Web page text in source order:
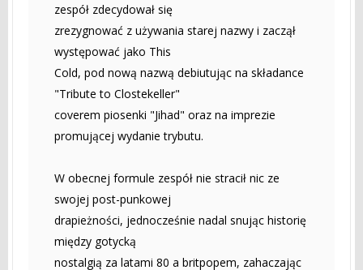
zespół zdecydował się
zrezygnować z używania starej nazwy i zaczął
występować jako This
Cold, pod nową nazwą debiutując na składance
"Tribute to Clostekeller"
coverem piosenki "Jihad" oraz na imprezie
promującej wydanie trybutu.
W obecnej formule zespół nie stracił nic ze
swojej post-punkowej
drapieżności, jednocześnie nadal snując historię
między gotycką
nostalgią za latami 80 a britpopem, zahaczając